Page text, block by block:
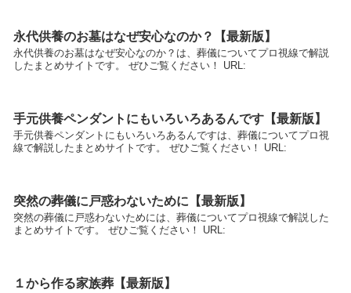
永代供養のお墓はなぜ安心なのか？【最新版】
永代供養のお墓はなぜ安心なのか？は、葬儀についてプロ視線で解説
したまとめサイトです。 ぜひご覧ください！ URL:
手元供養ペンダントにもいろいろあるんです【最新版】
手元供養ペンダントにもいろいろあるんですは、葬儀についてプロ視
線で解説したまとめサイトです。 ぜひご覧ください！ URL:
突然の葬儀に戸惑わないために【最新版】
突然の葬儀に戸惑わないためには、葬儀についてプロ視線で解説した
まとめサイトです。 ぜひご覧ください！ URL:
１から作る家族葬【最新版】